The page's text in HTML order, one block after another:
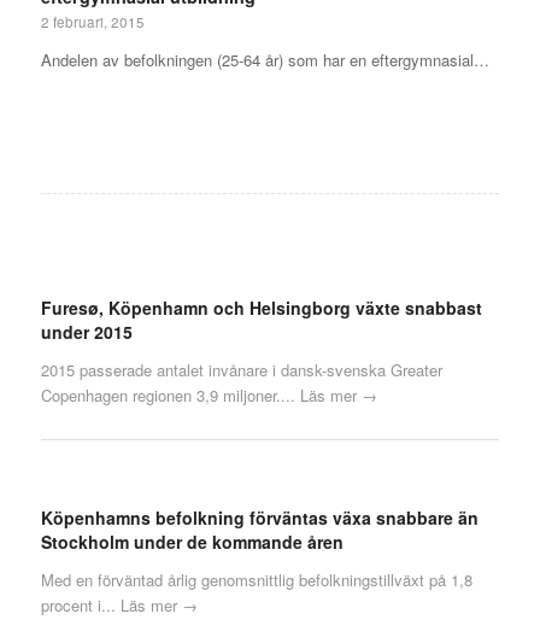
2 februari, 2015
Andelen av befolkningen (25-64 år) som har en eftergymnasial…
Furesø, Köpenhamn och Helsingborg växte snabbast
under 2015
2015 passerade antalet invånare i dansk-svenska Greater
Copenhagen regionen 3,9 miljoner.... Läs mer →
Köpenhamns befolkning förväntas växa snabbare än
Stockholm under de kommande åren
Med en förväntad årlig genomsnittlig befolkningstillväxt på 1,8
procent i... Läs mer →